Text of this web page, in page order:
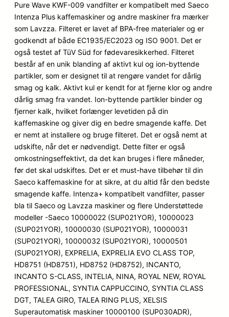
baseret
på
kundebe
dømmel
ser
Pure Wave KWF-009 vandfilter er kompatibelt med Saeco
Intenza Plus kaffemaskiner og andre maskiner fra mærker
som Lavzza. Filteret er lavet af BPA-free materialer og er
godkendt af både EC1935/EC2023 og ISO 9001. Det er
også testet af TüV Süd for fødevaresikkerhed. Filteret
består af en unik blanding af aktivt kul og ion-byttende
partikler, som er designet til at rengøre vandet for dårlig
smag og kalk. Aktivt kul er kendt for at fjerne klor og andre
dårlig smag fra vandet. Ion-byttende partikler binder og
fjerner kalk, hvilket forlænger levetiden på din
kaffemaskine og giver dig en bedre smagende kaffe. Det
er nemt at installere og bruge filteret. Det er også nemt at
udskifte, når det er nødvendigt. Dette filter er også
omkostningseffektivt, da det kan bruges i flere måneder,
før det skal udskiftes. Det er et must-have tilbehør til din
Saeco kaffemaskine for at sikre, at du altid får den bedste
smagende kaffe. Intenza+ kompatibelt vandfilter, passer
bla til Saeco og Lavzza maskiner og flere Understøttede
modeller -Saeco 10000022 (SUP021YOR), 10000023
(SUP021YOR), 10000030 (SUP021YOR), 10000031
(SUP021YOR), 10000032 (SUP021YOR), 10000501
(SUP021YOR), EXPRELIA, EXPRELIA EVO CLASS TOP,
HD8751 (HD8751), HD8752 (HD8752), INCANTO,
INCANTO S-CLASS, INTELIA, NINA, ROYAL NEW, ROYAL
PROFESSIONAL, SYNTIA CAPPUCCINO, SYNTIA CLASS
DGT, TALEA GIRO, TALEA RING PLUS, XELSIS
Superautomatisk maskiner 10000100 (SUP030ADR),